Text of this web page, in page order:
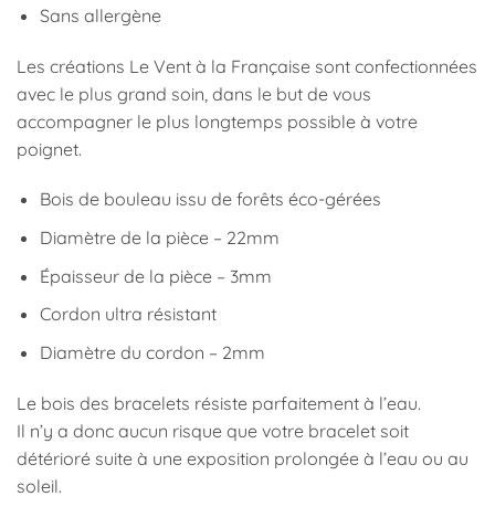
Sans allergène
Les créations Le Vent à la Française sont confectionnées
avec le plus grand soin, dans le but de vous
accompagner le plus longtemps possible à votre
poignet.
Bois de bouleau issu de forêts éco-gérées
Diamètre de la pièce – 22mm
Épaisseur de la pièce – 3mm
Cordon ultra résistant
Diamètre du cordon – 2mm
Le bois des bracelets résiste parfaitement à l’eau.
Il n’y a donc aucun risque que votre bracelet soit
détérioré suite à une exposition prolongée à l’eau ou au
soleil.